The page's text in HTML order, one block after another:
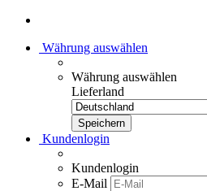
Währung auswählen
Währung auswählen
Lieferland
Kundenlogin
Kundenlogin
E-Mail